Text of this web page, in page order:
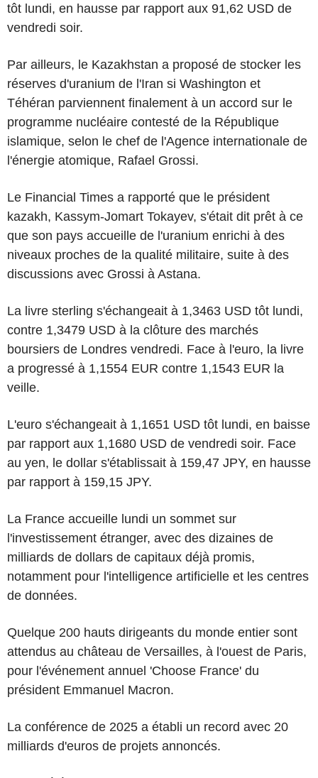
tôt lundi, en hausse par rapport aux 91,62 USD de
vendredi soir.
Par ailleurs, le Kazakhstan a proposé de stocker les
réserves d'uranium de l'Iran si Washington et
Téhéran parviennent finalement à un accord sur le
programme nucléaire contesté de la République
islamique, selon le chef de l'Agence internationale de
l'énergie atomique, Rafael Grossi.
Le Financial Times a rapporté que le président
kazakh, Kassym-Jomart Tokayev, s'était dit prêt à ce
que son pays accueille de l'uranium enrichi à des
niveaux proches de la qualité militaire, suite à des
discussions avec Grossi à Astana.
La livre sterling s'échangeait à 1,3463 USD tôt lundi,
contre 1,3479 USD à la clôture des marchés
boursiers de Londres vendredi. Face à l'euro, la livre
a progressé à 1,1554 EUR contre 1,1543 EUR la
veille.
L'euro s'échangeait à 1,1651 USD tôt lundi, en baisse
par rapport aux 1,1680 USD de vendredi soir. Face
au yen, le dollar s'établissait à 159,47 JPY, en hausse
par rapport à 159,15 JPY.
La France accueille lundi un sommet sur
l'investissement étranger, avec des dizaines de
milliards de dollars de capitaux déjà promis,
notamment pour l'intelligence artificielle et les centres
de données.
Quelque 200 hauts dirigeants du monde entier sont
attendus au château de Versailles, à l'ouest de Paris,
pour l'événement annuel 'Choose France' du
président Emmanuel Macron.
La conférence de 2025 a établi un record avec 20
milliards d'euros de projets annoncés.